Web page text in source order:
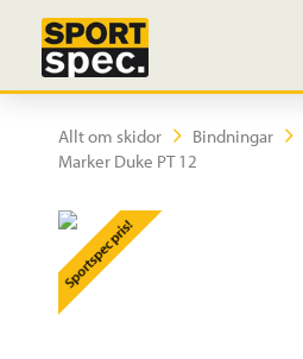
Allt om skidor Bindningar
Marker Duke PT 12
Sportspec pris!